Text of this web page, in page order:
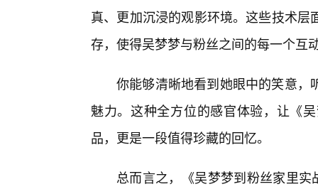
真、更加沉浸的观影环境。这些技术
存，使得吴梦梦与粉丝之间的每一个互
你能够清晰地看到她眼中的笑意，
魅力。这种全方位的感官体验，让《
品，更是一段值得珍藏的回忆。
总而言之，《吴梦梦到粉丝家里实